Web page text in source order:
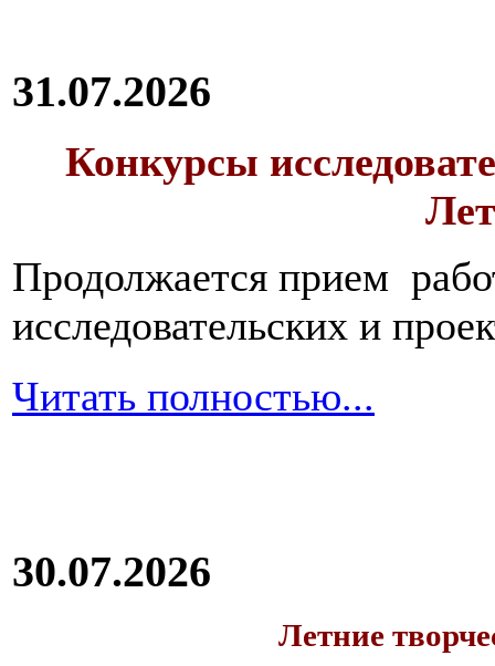
31.07.2026
Конкурсы
Продолжается прием
исследовательских и
Читать полностью...
30.07.2026
Летние